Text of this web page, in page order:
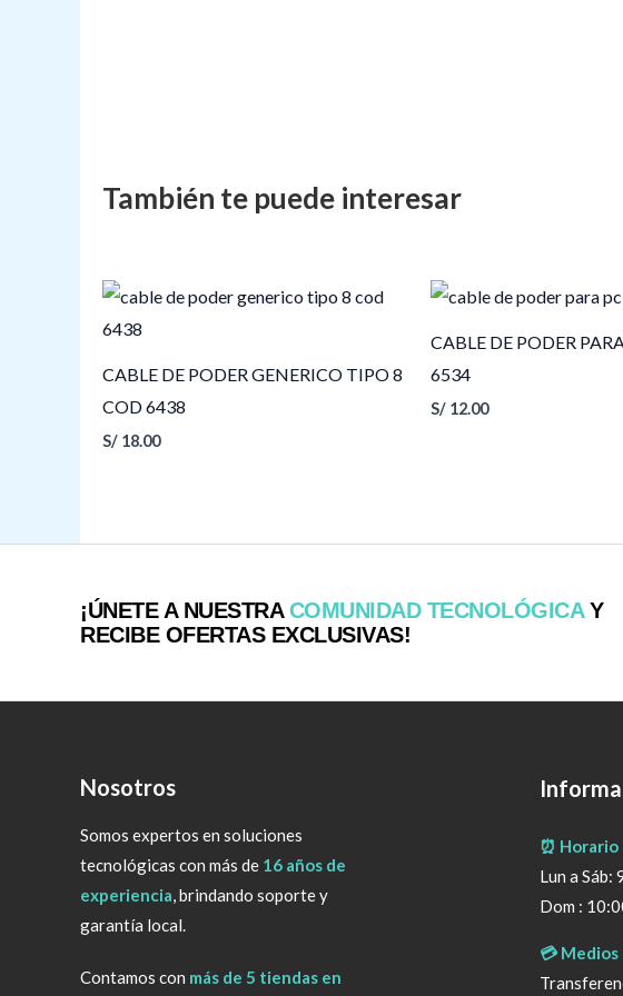
CABLE DE PODER GENERICO TIPO 8
COD 6438
S/ 18.00
CABLE DE PODER
6534
S/ 12.00
¡ÚNETE A NUESTRACOMUNIDAD TECNOLÓGICAY
RECIBE OFERTAS EXCLUSIVAS!
Nosotros
Somos expertos en soluciones
tecnológicas con más de 16 años de
experiencia, brindando soporte y
garantía local.
Contamos con más de 5 tiendas en
⏰
Lun a Sáb:
Dom :
💳 Medios